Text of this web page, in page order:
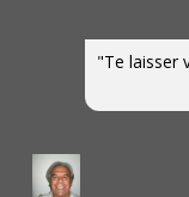
"Te laisser